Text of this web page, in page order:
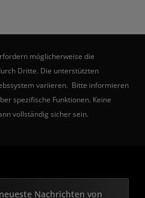
möglicherweise die
Dritte. Die unterstützten
variieren. Bitte informieren
spezifische Funktionen. Keine
vollständig sicher sein.
Nachrichten von